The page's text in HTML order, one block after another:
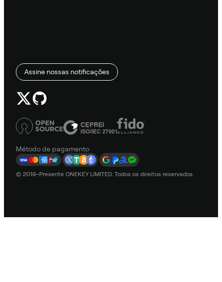
Assine nossas notificações
Método de pagamento
© 2019–Presente ONEKEY LIMITED. Todos os direitos reservados.